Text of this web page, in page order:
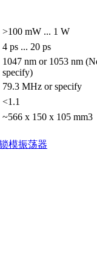
>100 mW ... 1 W
4 ps ... 20 ps
1047 nm or 1053 nm
specify)
79.3 MHz or specify
<1.1
~566 x 150 x 105 mm3
模振荡器